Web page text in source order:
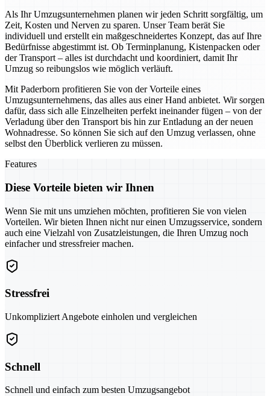
Als Ihr Umzugsunternehmen planen wir jeden Schritt sorgfältig, um
Zeit, Kosten und Nerven zu sparen. Unser Team berät Sie
individuell und erstellt ein maßgeschneidertes Konzept, das auf Ihre
Bedürfnisse abgestimmt ist. Ob Terminplanung, Kistenpacken oder
der Transport – alles ist durchdacht und koordiniert, damit Ihr
Umzug so reibungslos wie möglich verläuft.
Mit Paderborn profitieren Sie von der Vorteile eines
Umzugsunternehmens, das alles aus einer Hand anbietet. Wir sorgen
dafür, dass sich alle Einzelheiten perfekt ineinander fügen – von der
Verladung über den Transport bis hin zur Entladung an der neuen
Wohnadresse. So können Sie sich auf den Umzug verlassen, ohne
selbst den Überblick verlieren zu müssen.
Features
Diese Vorteile bieten wir Ihnen
Wenn Sie mit uns umziehen möchten, profitieren Sie von vielen
Vorteilen. Wir bieten Ihnen nicht nur einen Umzugsservice, sondern
auch eine Vielzahl von Zusatzleistungen, die Ihren Umzug noch
einfacher und stressfreier machen.
Stressfrei
Unkompliziert Angebote einholen und vergleichen
Schnell
Schnell und einfach zum besten Umzugsangebot